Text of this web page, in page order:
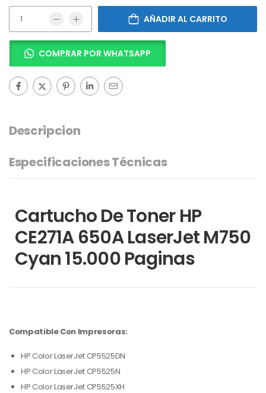
AÑADIR AL CARRITO
COMPRAR POR WHATSAPP
Descripcion
Especificaciones Técnicas
Cartucho De Toner HP
CE271A 650A LaserJet M750
Cyan 15.000 Paginas
Compatible Con Impresoras:
HP Color LaserJet CP5525DN
HP Color LaserJet CP5525N
HP Color LaserJet CP5525XH